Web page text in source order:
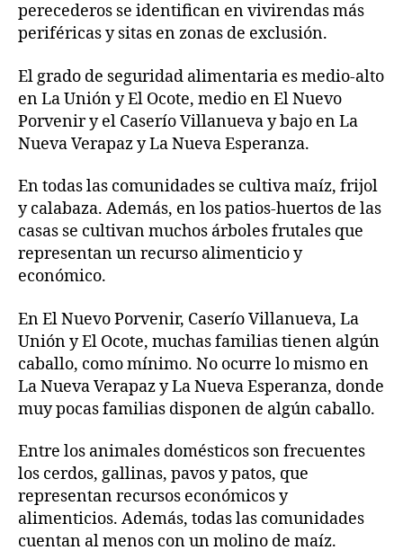
perecederos se identifican en vivirendas más
periféricas y sitas en zonas de exclusión.
El grado de seguridad alimentaria es medio-alto
en La Unión y El Ocote, medio en El Nuevo
Porvenir y el Caserío Villanueva y bajo en La
Nueva Verapaz y La Nueva Esperanza.
En todas las comunidades se cultiva maíz, frijol
y calabaza. Además, en los patios-huertos de las
casas se cultivan muchos árboles frutales que
representan un recurso alimenticio y
económico.
En El Nuevo Porvenir, Caserío Villanueva, La
Unión y El Ocote, muchas familias tienen algún
caballo, como mínimo. No ocurre lo mismo en
La Nueva Verapaz y La Nueva Esperanza, donde
muy pocas familias disponen de algún caballo.
Entre los animales domésticos son frecuentes
los cerdos, gallinas, pavos y patos, que
representan recursos económicos y
alimenticios. Además, todas las comunidades
cuentan al menos con un molino de maíz.